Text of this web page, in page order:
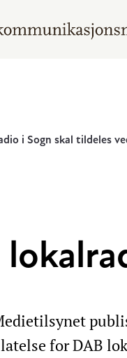
i Sogn skal tildeles
for DAB